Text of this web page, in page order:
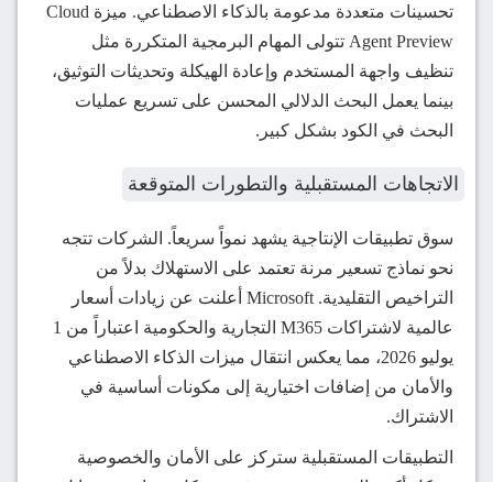
تحسينات متعددة مدعومة بالذكاء الاصطناعي. ميزة Cloud
Agent Preview تتولى المهام البرمجية المتكررة مثل
تنظيف واجهة المستخدم وإعادة الهيكلة وتحديثات التوثيق،
بينما يعمل البحث الدلالي المحسن على تسريع عمليات
البحث في الكود بشكل كبير.
الاتجاهات المستقبلية والتطورات المتوقعة
سوق تطبيقات الإنتاجية يشهد نمواً سريعاً. الشركات تتجه
نحو نماذج تسعير مرنة تعتمد على الاستهلاك بدلاً من
التراخيص التقليدية. Microsoft أعلنت عن زيادات أسعار
عالمية لاشتراكات M365 التجارية والحكومية اعتباراً من 1
يوليو 2026، مما يعكس انتقال ميزات الذكاء الاصطناعي
والأمان من إضافات اختيارية إلى مكونات أساسية في
الاشتراك.
التطبيقات المستقبلية ستركز على الأمان والخصوصية